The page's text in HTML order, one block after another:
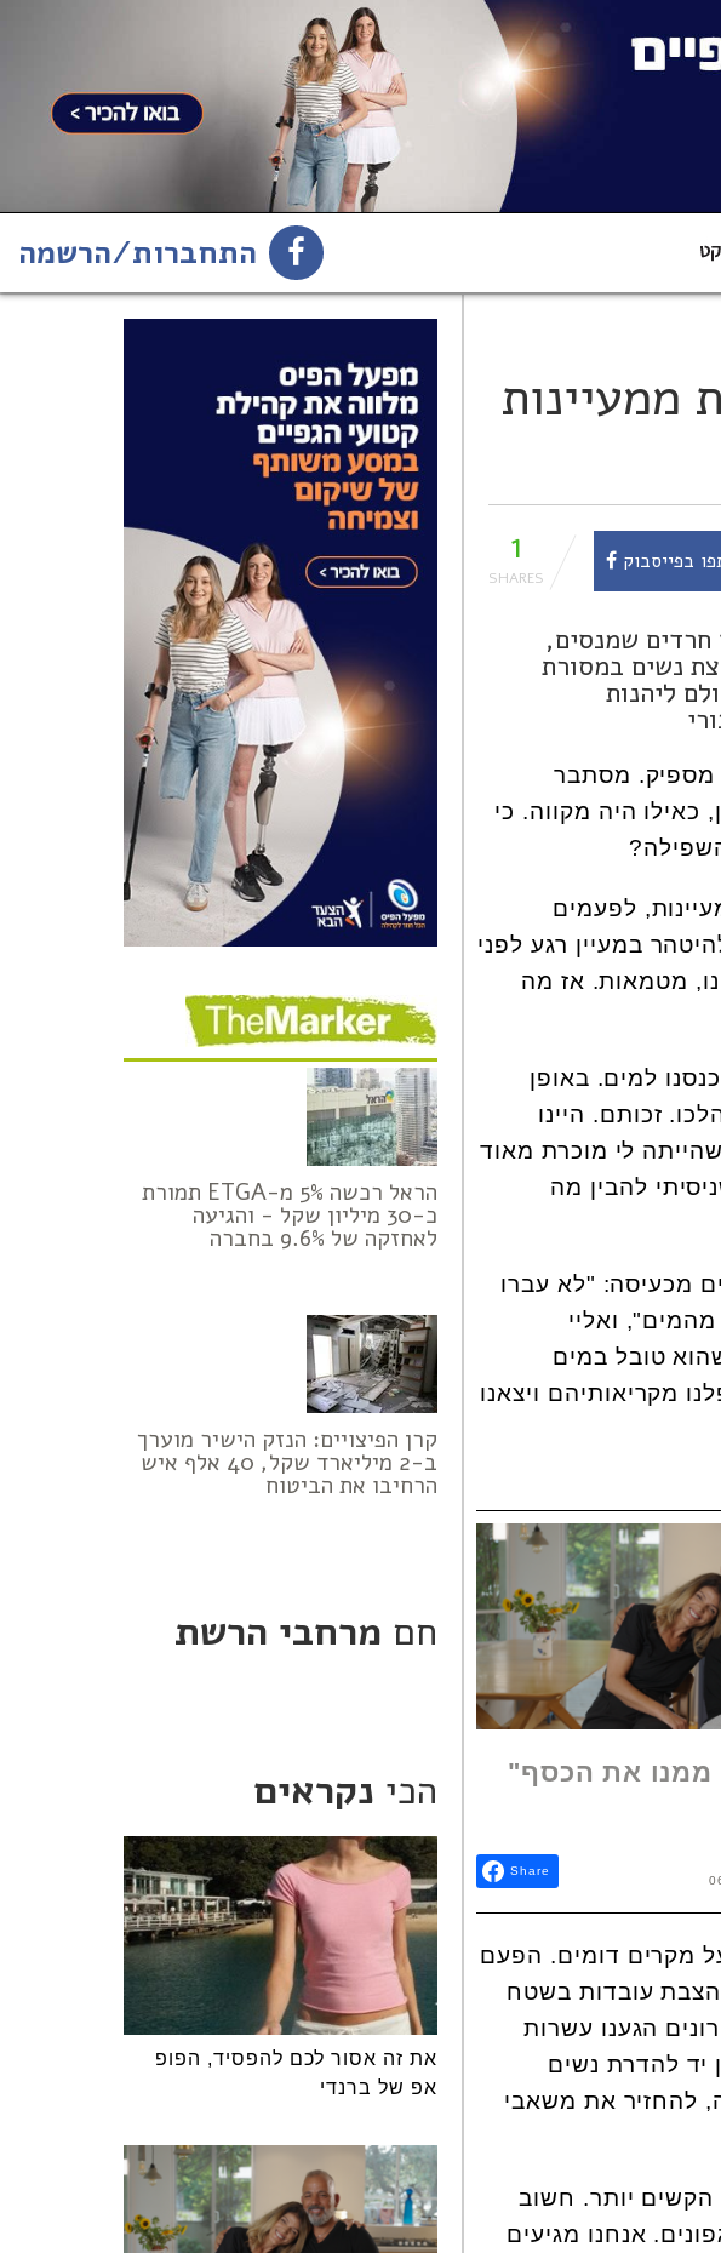
התחברות/הרשמה
הירשמו לניוזלטר 1
ממעיינות
בפייסבוק 1
חרדים שמנסים,
נשים במסורת
ליהנות
מספיק. מסתבר
כאילו היה מקווה. כי
לפעמים
במעיין רגע לפני
מטמאות. אז מה
למים. באופן
זכותם. היינו
לי מוכרת מאוד
להבין מה
מכעיסה: "לא עברו
ואליי
טובל במים
מקריאותיהם ויצאנו
ממנו את הכסף"
Share
מקרים דומים. הפעם
הצבת עובדות בשטח
הגענו עשרות
יד להדרת נשים
להחזיר את משאבי
הקשים יותר. חשוב
אנחנו מגיעים
הראל רכשה 5% מ-ETGA תמורת
כ-30 מיליון שקל - והגיעה
לאחזקה של 9.6% בחברה
קרן הפיצויים: הנזק הישיר מוערך
ב-2 מיליארד שקל, 40 אלף איש
הרחיבו את הביטוח
חם מרחבי הרשת
הכי נקראים
את זה אסור לכם להפסיד, הפופ
אפ של ברנדי